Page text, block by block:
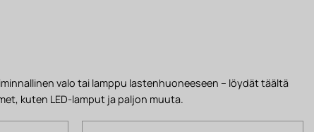
valo tai lamppu lastenhuoneeseen – löydät täältä
kuten LED-lamput ja paljon muuta.